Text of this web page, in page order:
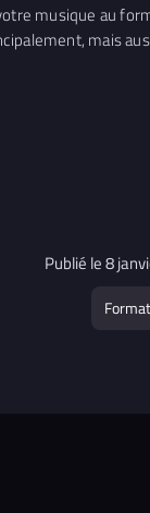
musique au
mais
Publié le 8
Format